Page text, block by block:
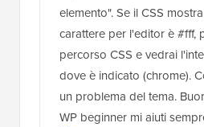
elemento". Se il CSS
carattere per l'editor è #fff,
percorso CSS e vedrai
dove è indicato (chrome).
un problema del tema.
WP beginner mi aiuti